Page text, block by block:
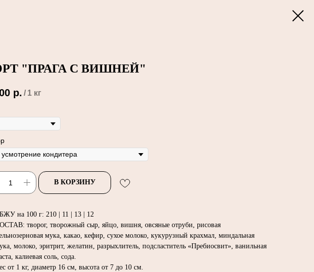
"ПРАГА С ВИШНЕЙ"
р. / 1 кг
В КОРЗИНУ
на 100 г: 210 | 11 | 13 | 12
творог, творожный сыр, яйцо, вишня, овсяные отруби, рисовая
мука, какао, кефир, сухое молоко, кукурузный крахмал, миндальная
молоко, эритрит, желатин, разрыхлитель, подсластитель «Пребиосвит», ванильная
калиевая соль, сода.
от 1 кг, диаметр 16 см, высота от 7 до 10 см.